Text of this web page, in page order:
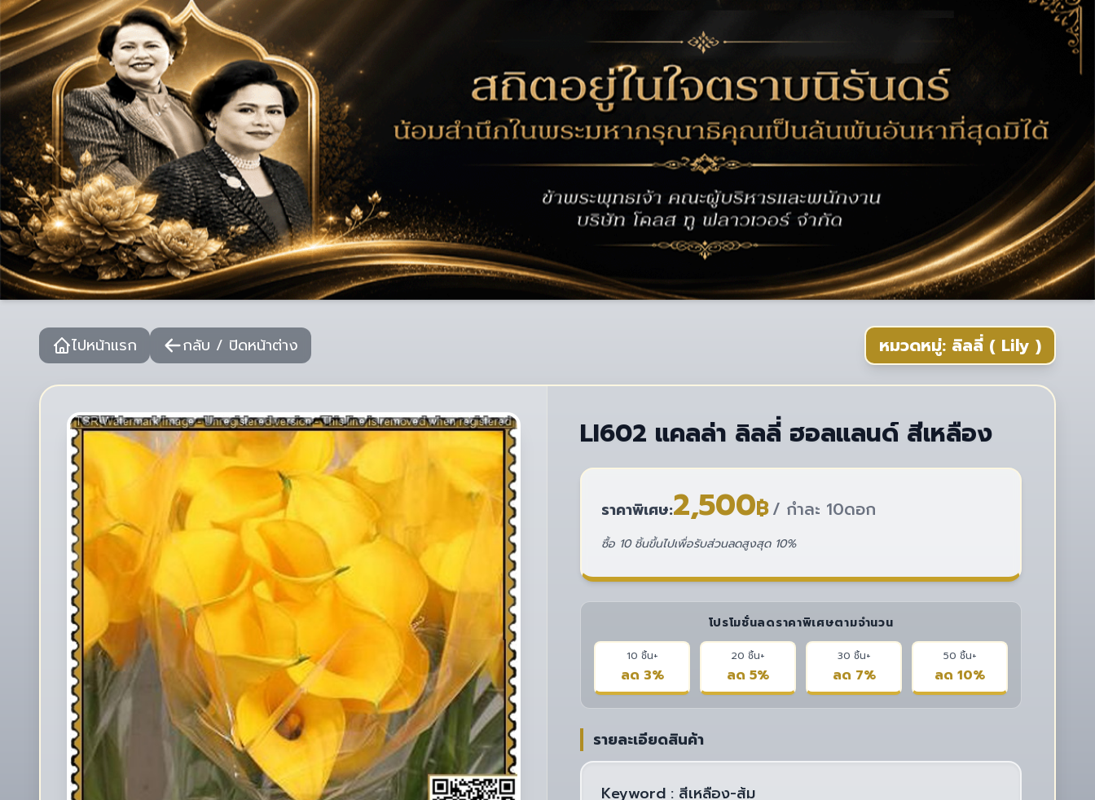
ไปหน้าแรก กลับ / ปิดหน้าต่าง หมวดหมู่: ลิลลี่ ( Lily )
LI602 แคลล่า ลิลลี่ ฮอลแลนด์ สีเหลือง
ราคาพิเศษ:2,500฿/ กำละ 10ดอก
ซื้อ 10 ชิ้นขึ้นไปเพื่อรับส่วนลดสูงสุด 10%
โปรโมชั่นลดราคาพิเศษตามจำนวน
10 ชิ้น+
ลด 3%
20 ชิ้น+
ลด 5%
30 ชิ้น+
ลด 7%
50 ชิ้น+
ลด 10%
รายละเอียดสินค้า
Keyword : สีเหลือง-ส้ม